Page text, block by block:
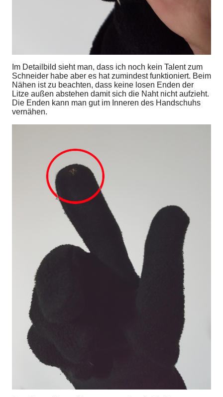
Im Detailbild sieht man, dass ich noch kein Talent zum
Schneider habe aber es hat zumindest funktioniert. Beim
Nähen ist zu beachten, dass keine losen Enden der
Litze außen abstehen damit sich die Naht nicht aufzieht.
Die Enden kann man gut im Inneren des Handschuhs
vernähen.